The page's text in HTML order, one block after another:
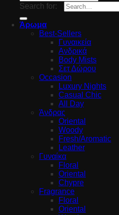
Search for:
Άρωμα
Best-Sellers
Γυναικεία
Ανδρικά
Body Mists
Σετ Δώρου
Occasion
Luxury Nights
Casual Chic
All Day
Άνδρας
Oriental
Woody
Fresh/Aromatic
Leather
Γυναίκα
Floral
Oriental
Chypre
Fragrance
Floral
Oriental